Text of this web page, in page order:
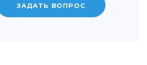
ЗАДАТЬ ВОПРОС